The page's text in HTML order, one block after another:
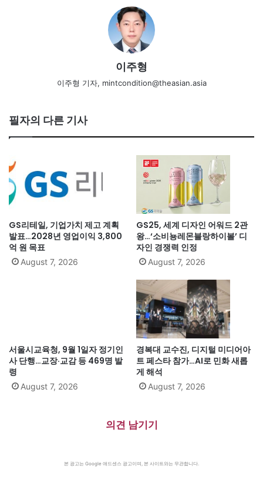
이주형
이주형 기자, mintcondition@theasian.asia
필자의 다른 기사
GS리테일, 기업가치 제고 계획
발표…2028년 영업이익 3,800
억 원 목표
August 7, 2026
GS25, 세계 디자인 어워드 2관
왕…‘소비뇽레몬블랑하이볼’ 디
자인 경쟁력 인정
August 7, 2026
서울시교육청, 9월 1일자 정기인
사 단행…교장·교감 등 469명 발
령
August 7, 2026
경복대 교수진, 디지털 미디어아
트 페스타 참가…AI로 민화 새롭
게 해석
August 7, 2026
의견 남기기
본 광고는 Google 애드센스 광고이며, 본 사이트와는 무관합니다.